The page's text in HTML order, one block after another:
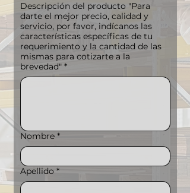
Descripción del producto "Para
darte el mejor precio, calidad y
servicio, por favor, indícanos las
características específicas de tu
requerimiento y la cantidad de las
mismas para cotizarte a la
brevedad" *
Nombre *
Apellido *